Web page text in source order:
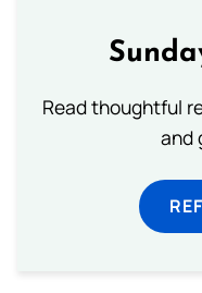
Read thoughtful
and